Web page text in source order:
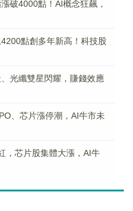
破4000點！AI概念狂飆，
4200點創多年新高！科技股
、光纖雙星閃耀，賺錢效應
、芯片漲停潮，AI牛市未
，芯片股集體大漲，AI牛